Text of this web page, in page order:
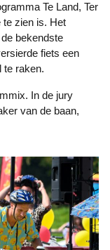
te zien is. Het
de bekendste
fiets een
te raken.
van de baan,